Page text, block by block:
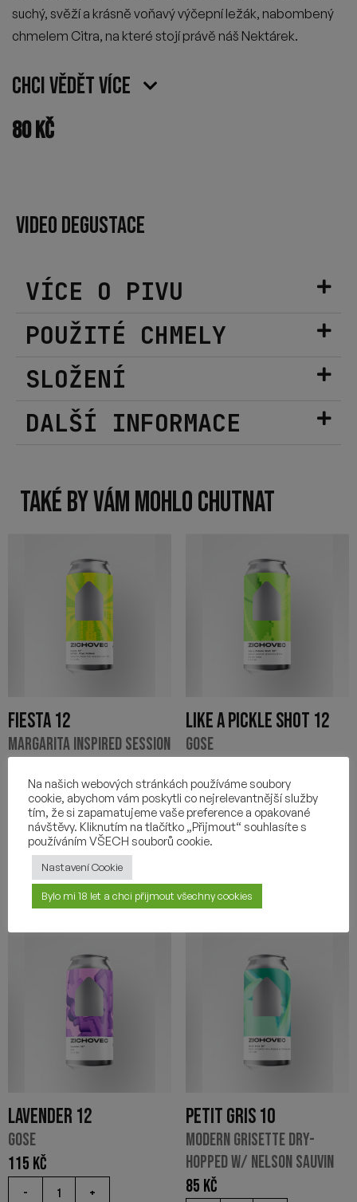
suchý, svěží a krásně voňavý výčepní ležák, nabombený
chmelem Citra, na které stojí právě náš Nektárek.
Chci vědět více
80Kč
VÍCE O PIVU
POUŽITÉ CHMELY
SLOŽENÍ
DALŠÍ INFORMACE
VIDEO DEGUSTACE
TAKÉ BY VÁM MOHLO CHUTNAT
FIESTA 12
MARGARITA INSPIRED SESSION
113Kč
+
LIKE A PICKLE SHOT 12
GOSE
- +
LAVENDER 12
GOSE
115 Kč
- +
PETIT GRIS 10
MODERN GRISETTE DRY-
HOPPED W/ NELSON SAUVIN
85 Kč
Na našich webových stránkách používáme soubory
cookie, abychom vám poskytli co nejrelevantnější služby
tím, že si zapamatujeme vaše preference a opakované
návštěvy. Kliknutím na tlačítko „Přijmout“ souhlasíte s
používáním VŠECH souborů cookie.
Nastavení Cookie
Bylo mi 18 let a chci přijmout všechny cookies